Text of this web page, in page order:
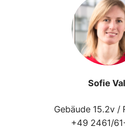
Sofie
Gebäude 15.2v /
+49 2461/